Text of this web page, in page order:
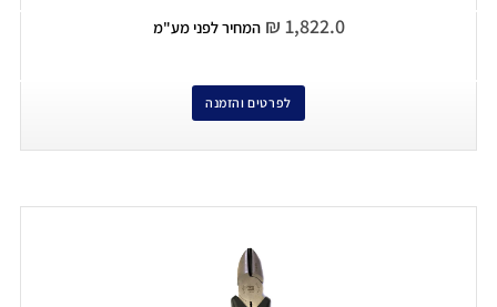
₪ 1,822.0 המחיר לפני מע"מ
לפרטים והזמנה